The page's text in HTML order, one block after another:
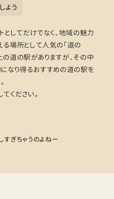
よう
としてだけでなく、地域の魅力
場所として人気の「道の
道の駅がありますが、その中
なり得るおすすめの道の駅を
ください。
すぎちゃうのよねー